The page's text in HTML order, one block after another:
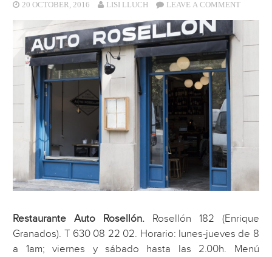
20 OCTOBER, 2016 LISI LLUCH LEAVE A COMMENT
Restaurante Auto Rosellón. Rosellón 182 (Enrique
Granados). T 630 08 22 02. Horario: lunes-jueves de 8
a 1am; viernes y sábado hasta las 2.00h. Menú